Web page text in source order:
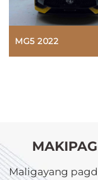
MG5 2022
Maligayang